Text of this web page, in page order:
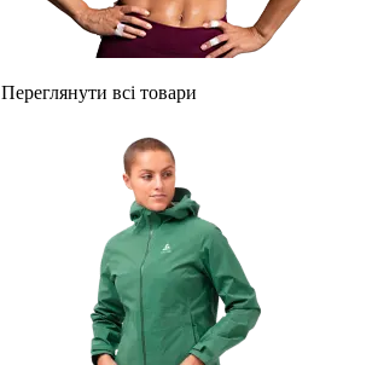
Переглянути всі товари